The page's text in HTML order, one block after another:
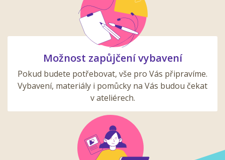
Možnost zapůjčení vybavení
Pokud budete potřebovat, vše pro Vás připravíme.
Vybavení, materiály i pomůcky na Vás budou čekat
v ateliérech.